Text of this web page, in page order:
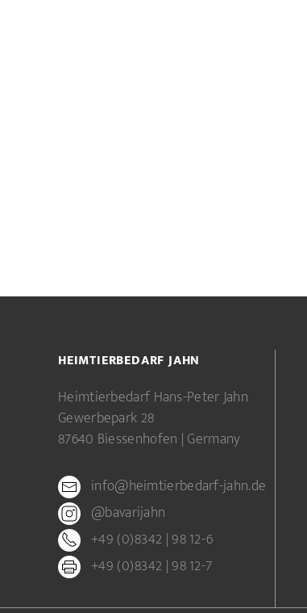
HEIMTIERBEDARF JAHN
Heimtierbedarf Hans-Peter Jahn
Gewerbepark 28
87640 Biessenhofen | Germany
info@heimtierbedarf-jahn.de
@bavarijahn
+49 (0)8342 | 98 12-6
+49 (0)8342 | 98 12-7